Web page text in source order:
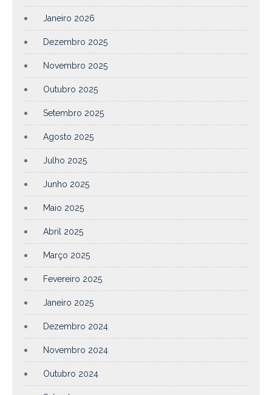
Janeiro 2026
Dezembro 2025
Novembro 2025
Outubro 2025
Setembro 2025
Agosto 2025
Julho 2025
Junho 2025
Maio 2025
Abril 2025
Março 2025
Fevereiro 2025
Janeiro 2025
Dezembro 2024
Novembro 2024
Outubro 2024